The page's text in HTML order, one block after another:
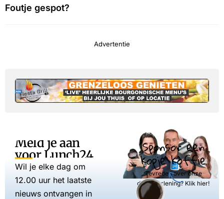
Foutje gespot?
Advertentie
Meld je aan
voor Lunch24
Wil je elke dag om
12.00 uur het laatste
nieuws ontvangen in
Sponsor een
kopje koffie
Tevreden over onze
dienstverlening? Klik hier!